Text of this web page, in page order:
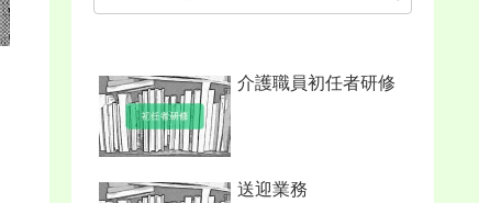
介護職員初任者研修
送迎業務